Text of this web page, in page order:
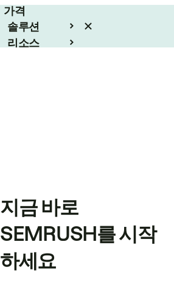
가격
솔루션
리소스
지금 바로
SEMRUSH를 시작
하세요